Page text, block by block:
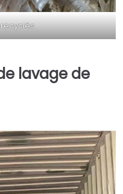
recyclés
lavage de